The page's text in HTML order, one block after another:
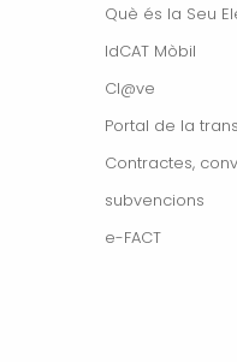
Què és la Seu
IdCAT Mòbil
Cl@ve
Portal de la
Contractes,
subvencions
e-FACT